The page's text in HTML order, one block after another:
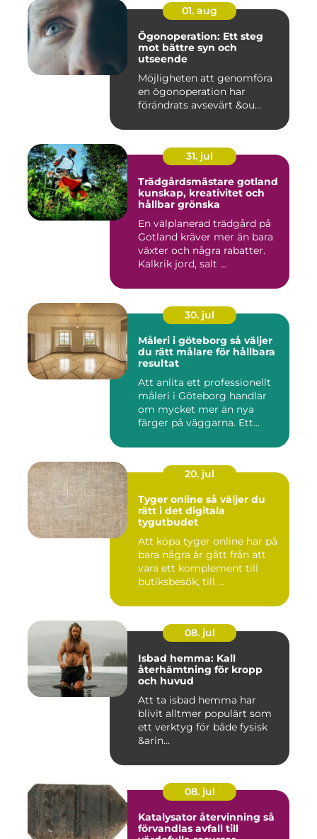
01. aug
Ögonoperation: Ett steg
mot bättre syn och
utseende
Möjligheten att genomföra
en ögonoperation har
förändrats avsevärt &ou...
31. jul
Trädgårdsmästare gotland
kunskap, kreativitet och
hållbar grönska
En välplanerad trädgård på
Gotland kräver mer än bara
växter och några rabatter.
Kalkrik jord, salt ...
30. jul
Måleri i göteborg så väljer
du rätt målare för hållbara
resultat
Att anlita ett professionellt
måleri i Göteborg handlar
om mycket mer än nya
färger på väggarna. Ett...
20. jul
Tyger online så väljer du
rätt i det digitala
tygutbudet
Att köpa tyger online har på
bara några år gått från att
vara ett komplement till
butiksbesök, till ...
08. jul
Isbad hemma: Kall
återhämtning för kropp
och huvud
Att ta isbad hemma har
blivit alltmer populärt som
ett verktyg för både fysisk
&arin...
08. jul
Katalysator återvinning så
förvandlas avfall till